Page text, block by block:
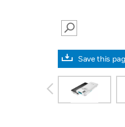
SEARCH
Save this
prev